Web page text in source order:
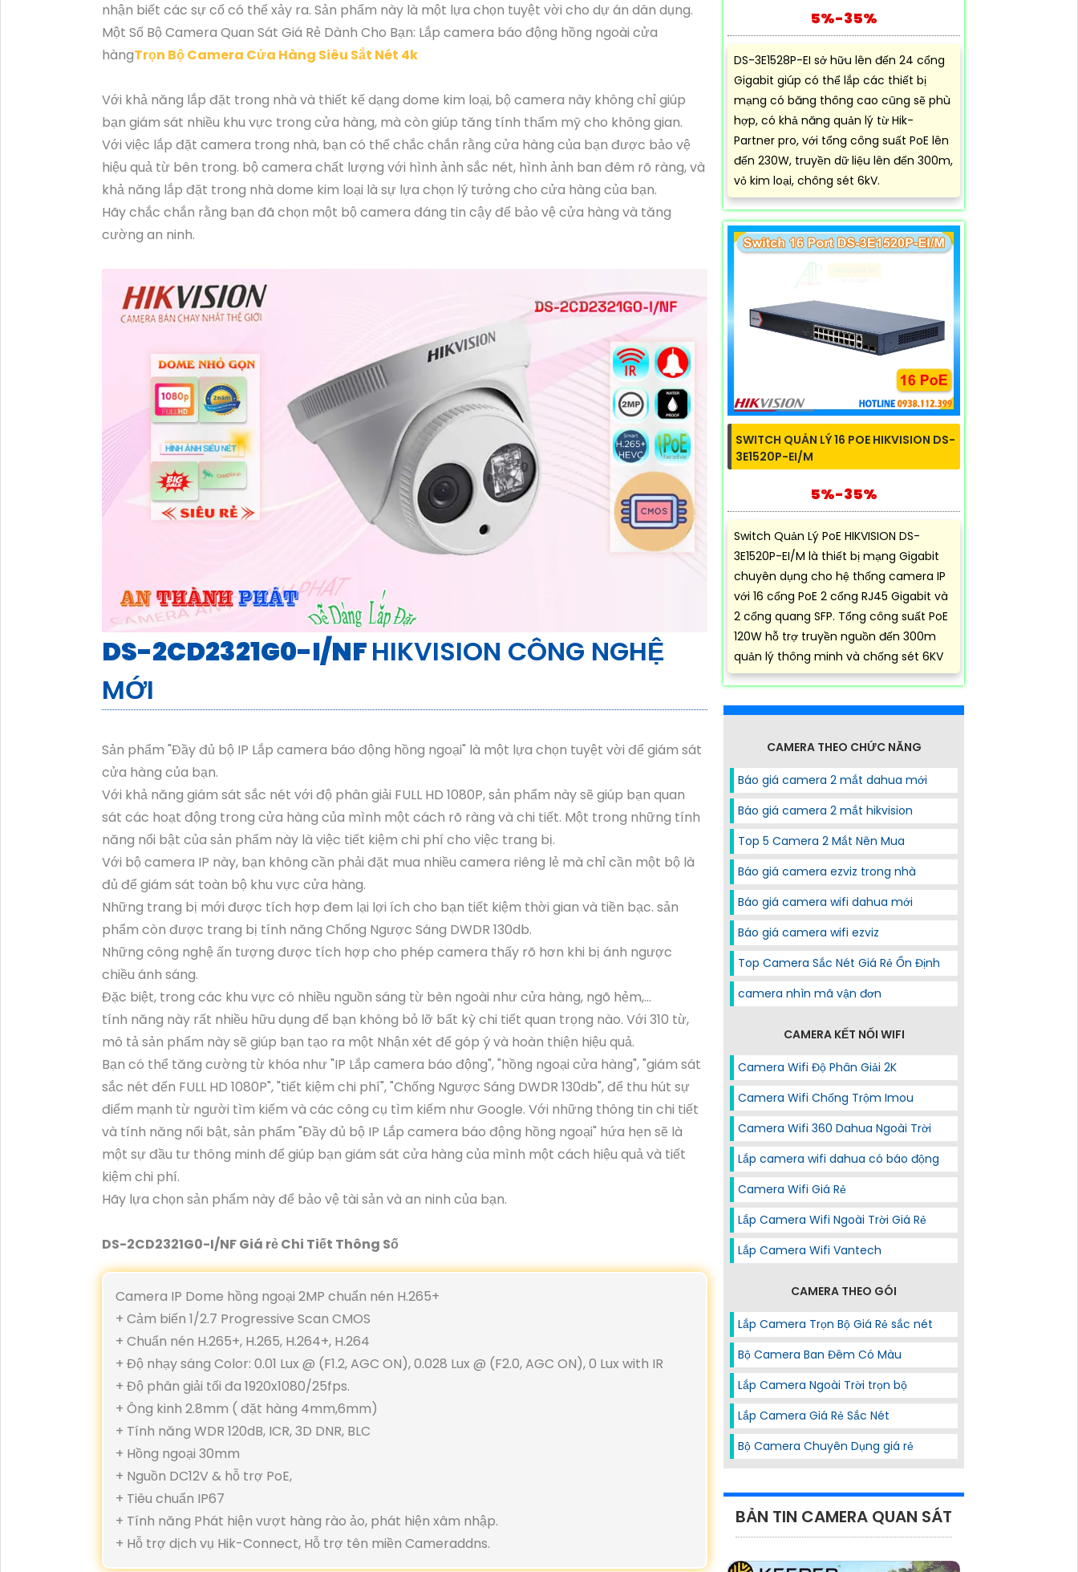
nhận biết các sự cố có thể xảy ra. Sản phẩm này là một lựa chọn tuyệt vời cho dự án dân dụng.
Một Số Bộ Camera Quan Sát Giá Rẻ Dành Cho Bạn: Lắp camera báo động hồng ngoài cửa
hàngTrọn Bộ Camera Cửa Hàng Siêu Sắt Nét 4k
Với khả năng lắp đặt trong nhà và thiết kế dạng dome kim loại, bộ camera này không chỉ giúp
bạn giám sát nhiều khu vực trong cửa hàng, mà còn giúp tăng tính thẩm mỹ cho không gian.
Với việc lắp đặt camera trong nhà, bạn có thể chắc chắn rằng cửa hàng của bạn được bảo vệ
hiệu quả từ bên trong. bộ camera chất lượng với hình ảnh sắc nét, hình ảnh ban đêm rõ ràng, và
khả năng lắp đặt trong nhà dome kim loại là sự lựa chọn lý tưởng cho cửa hàng của bạn.
Hãy chắc chắn rằng bạn đã chọn một bộ camera đáng tin cậy để bảo vệ cửa hàng và tăng
cường an ninh.
DS-2CD2321G0-I/NFHIKVISION CÔNG NGHỆ
MỚI
Sản phẩm "Đầy đủ bộ IP Lắp camera báo động hồng ngoại" là một lựa chọn tuyệt vời để giám sát
cửa hàng của bạn.
Với khả năng giám sát sắc nét với độ phân giải FULL HD 1080P, sản phẩm này sẽ giúp bạn quan
sát các hoạt động trong cửa hàng của mình một cách rõ ràng và chi tiết. Một trong những tính
năng nổi bật của sản phẩm này là việc tiết kiệm chi phí cho việc trang bị.
Với bộ camera IP này, bạn không cần phải đặt mua nhiều camera riêng lẻ mà chỉ cần một bộ là
đủ để giám sát toàn bộ khu vực cửa hàng.
Những trang bị mới được tích hợp đem lại lợi ích cho bạn tiết kiệm thời gian và tiền bạc. sản
phẩm còn được trang bị tính năng Chống Ngược Sáng DWDR 130db.
Những công nghệ ấn tượng được tích hợp cho phép camera thấy rõ hơn khi bị ánh ngược
chiều ánh sáng.
Đặc biệt, trong các khu vực có nhiều nguồn sáng từ bên ngoài như cửa hàng, ngõ hẻm,...
tính năng này rất nhiều hữu dụng để bạn không bỏ lỡ bất kỳ chi tiết quan trọng nào. Với 310 từ,
mô tả sản phẩm này sẽ giúp bạn tạo ra một Nhận xét để góp ý và hoàn thiện hiệu quả.
Bạn có thể tăng cường từ khóa như "IP Lắp camera báo động", "hồng ngoại cửa hàng", "giám sát
sắc nét đến FULL HD 1080P", "tiết kiệm chi phí", "Chống Ngược Sáng DWDR 130db", để thu hút sự
điểm mạnh từ người tìm kiếm và các công cụ tìm kiếm như Google. Với những thông tin chi tiết
và tính năng nổi bật, sản phẩm "Đầy đủ bộ IP Lắp camera báo động hồng ngoại" hứa hẹn sẽ là
một sự đầu tư thông minh để giúp bạn giám sát cửa hàng của mình một cách hiệu quả và tiết
kiệm chi phí.
Hãy lựa chọn sản phẩm này để bảo vệ tài sản và an ninh của bạn.
DS-2CD2321G0-I/NF Giá rẻ Chi Tiết Thông Số
Camera IP Dome hồng ngoại 2MP chuẩn nén H.265+
+ Cảm biến 1/2.7 Progressive Scan CMOS
+ Chuẩn nén H.265+, H.265, H.264+, H.264
+ Độ nhạy sáng Color: 0.01 Lux @ (F1.2, AGC ON), 0.028 Lux @ (F2.0, AGC ON), 0 Lux with IR
+ Độ phân giải tối đa 1920x1080/25fps.
+ Ông kinh 2.8mm ( đặt hàng 4mm,6mm)
+ Tính năng WDR 120dB, ICR, 3D DNR, BLC
+ Hồng ngoại 30mm
+ Nguồn DC12V & hỗ trợ PoE,
+ Tiêu chuẩn IP67
+ Tính năng Phát hiện vượt hàng rào ảo, phát hiện xâm nhập.
+ Hỗ trợ dịch vụ Hik-Connect, Hỗ trợ tên miền Cameraddns.
5%-35%
DS-3E1528P-EI sở hữu lên đến 24 cổng
Gigabit giúp có thể lắp các thiết bị
mạng có băng thông cao cũng sẽ phù
hợp, có khả năng quản lý từ Hik-
Partner pro, với tổng công suất PoE lên
đến 230W, truyền dữ liệu lên đến 300m,
vỏ kim loại, chông sét 6kV.
SWITCH QUẢN LÝ 16 POE HIKVISION DS-
3E1520P-EI/M
5%-35%
Switch Quản Lý PoE HIKVISION DS-
3E1520P-EI/M là thiết bị mạng Gigabit
chuyên dụng cho hệ thống camera IP
với 16 cổng PoE 2 cổng RJ45 Gigabit và
2 cổng quang SFP. Tổng công suất PoE
120W hỗ trợ truyền nguồn đến 300m
quản lý thông minh và chống sét 6KV
CAMERA THEO CHỨC NĂNG
Báo giá camera 2 mắt dahua mới
Báo giá camera 2 mắt hikvision
Top 5 Camera 2 Mắt Nên Mua
Báo giá camera ezviz trong nhà
Báo giá camera wifi dahua mới
Báo giá camera wifi ezviz
Top Camera Sắc Nét Giá Rẻ Ổn Định
camera nhìn mã vận đơn
CAMERA KẾT NỐI WIFI
Camera Wifi Độ Phân Giải 2K
Camera Wifi Chống Trộm Imou
Camera Wifi 360 Dahua Ngoài Trời
Lắp camera wifi dahua có báo động
Camera Wifi Giá Rẻ
Lắp Camera Wifi Ngoài Trời Giá Rẻ
Lắp Camera Wifi Vantech
CAMERA THEO GÓI
Lắp Camera Trọn Bộ Giá Rẻ sắc nét
Bộ Camera Ban Đêm Có Màu
Lắp Camera Ngoài Trời trọn bộ
Lắp Camera Giá Rẻ Sắc Nét
Bộ Camera Chuyên Dụng giá rẻ
BẢN TIN CAMERA QUAN SÁT